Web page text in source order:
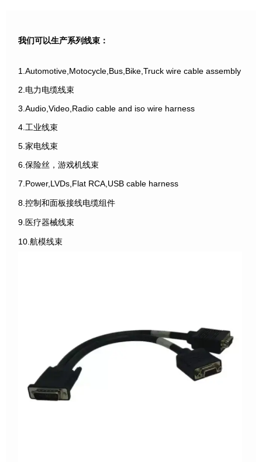
我们可以生产系列线束：
1.Automotive,Motocycle,Bus,Bike,Truck wire cable assembly
2.电力电缆线束
3.Audio,Video,Radio cable and iso wire harness
4.工业线束
5.家电线束
6.保险丝，游戏机线束
7.Power,LVDs,Flat RCA,USB cable harness
8.控制和面板接线电缆组件
9.医疗器械线束
10.航模线束